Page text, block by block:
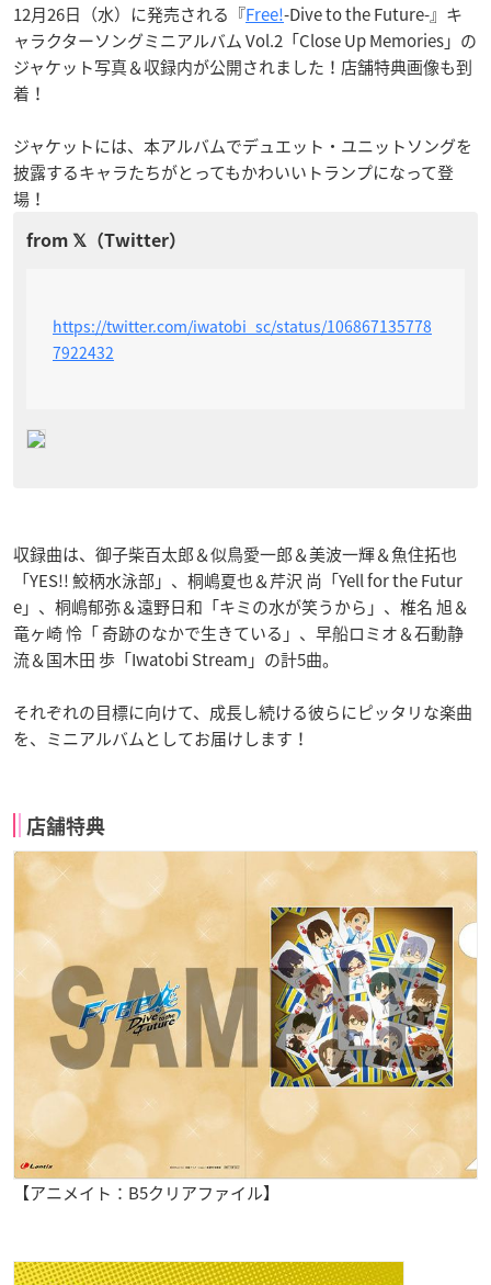
12月26日（水）に発売される『Free!-Dive to the Future-』キ
ャラクターソングミニアルバム Vol.2「Close Up Memories」の
ジャケット写真＆収録内が公開されました！店舗特典画像も到
着！
ジャケットには、本アルバムでデュエット・ユニットソングを
披露するキャラたちがとってもかわいいトランプになって登
場！
https://twitter.com/iwatobi_sc/status/106867135778
7922432
収録曲は、御子柴百太郎＆似鳥愛一郎＆美波一輝＆魚住拓也
「YES!! 鮫柄水泳部」、桐嶋夏也＆芹沢 尚「Yell for the Futur
e」、桐嶋郁弥＆遠野日和「キミの水が笑うから」、椎名 旭＆
竜ヶ崎 怜「 奇跡のなかで生きている」、早船ロミオ＆石動静
流＆国木田 歩「Iwatobi Stream」の計5曲。
それぞれの目標に向けて、成長し続ける彼らにピッタリな楽曲
を、ミニアルバムとしてお届けします！
店舗特典
【アニメイト：B5クリアファイル】